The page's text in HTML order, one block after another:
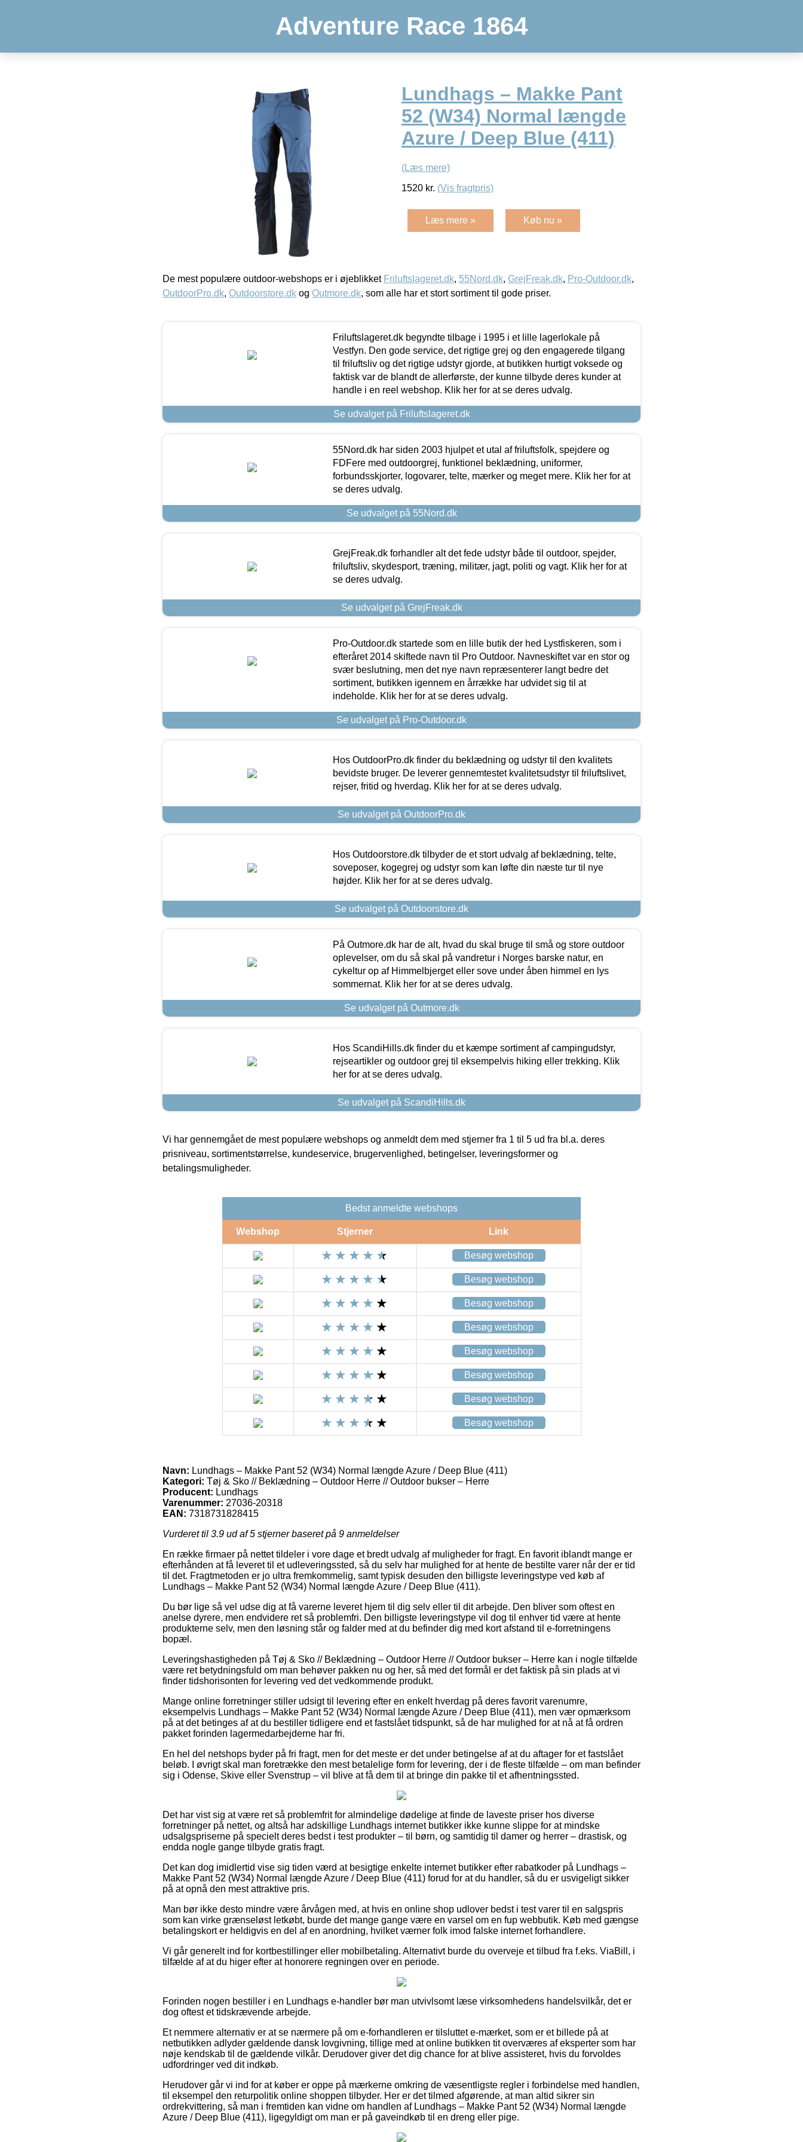
Adventure Race 1864
Lundhags – Makke Pant
52 (W34) Normal længde
Azure / Deep Blue (411)
(Læs mere)
1520 kr. (Vis fragtpris)
Læs mere » Køb nu »
De mest populære outdoor-webshops er i øjeblikket Friluftslageret.dk, 55Nord.dk, GrejFreak.dk, Pro-Outdoor.dk,
OutdoorPro.dk, Outdoorstore.dk og Outmore.dk, som alle har et stort sortiment til gode priser.
Friluftslageret.dk begyndte tilbage i 1995 i et lille lagerlokale på
Vestfyn. Den gode service, det rigtige grej og den engagerede tilgang
til friluftsliv og det rigtige udstyr gjorde, at butikken hurtigt voksede og
faktisk var de blandt de allerførste, der kunne tilbyde deres kunder at
handle i en reel webshop. Klik her for at se deres udvalg.
Se udvalget på Friluftslageret.dk
55Nord.dk har siden 2003 hjulpet et utal af friluftsfolk, spejdere og
FDFere med outdoorgrej, funktionel beklædning, uniformer,
forbundsskjorter, logovarer, telte, mærker og meget mere. Klik her for at
se deres udvalg.
Se udvalget på 55Nord.dk
GrejFreak.dk forhandler alt det fede udstyr både til outdoor, spejder,
friluftsliv, skydesport, træning, militær, jagt, politi og vagt. Klik her for at
se deres udvalg.
Se udvalget på GrejFreak.dk
Pro-Outdoor.dk startede som en lille butik der hed Lystfiskeren, som i
efteråret 2014 skiftede navn til Pro Outdoor. Navneskiftet var en stor og
svær beslutning, men det nye navn repræsenterer langt bedre det
sortiment, butikken igennem en årrække har udvidet sig til at
indeholde. Klik her for at se deres udvalg.
Se udvalget på Pro-Outdoor.dk
Hos OutdoorPro.dk finder du beklædning og udstyr til den kvalitets
bevidste bruger. De leverer gennemtestet kvalitetsudstyr til friluftslivet,
rejser, fritid og hverdag. Klik her for at se deres udvalg.
Se udvalget på OutdoorPro.dk
Hos Outdoorstore.dk tilbyder de et stort udvalg af beklædning, telte,
soveposer, kogegrej og udstyr som kan løfte din næste tur til nye
højder. Klik her for at se deres udvalg.
Se udvalget på Outdoorstore.dk
På Outmore.dk har de alt, hvad du skal bruge til små og store outdoor
oplevelser, om du så skal på vandretur i Norges barske natur, en
cykeltur op af Himmelbjerget eller sove under åben himmel en lys
sommernat. Klik her for at se deres udvalg.
Se udvalget på Outmore.dk
Hos ScandiHills.dk finder du et kæmpe sortiment af campingudstyr,
rejseartikler og outdoor grej til eksempelvis hiking eller trekking. Klik
her for at se deres udvalg.
Se udvalget på ScandiHills.dk
Vi har gennemgået de mest populære webshops og anmeldt dem med stjerner fra 1 til 5 ud fra bl.a. deres
prisniveau, sortimentstørrelse, kundeservice, brugervenlighed, betingelser, leveringsformer og
betalingsmuligheder.
Bedst anmeldte webshops
Webshop Stjerner Link
Besøg webshop
Besøg webshop
Besøg webshop
Besøg webshop
Besøg webshop
Besøg webshop
Besøg webshop
Besøg webshop
Navn: Lundhags – Makke Pant 52 (W34) Normal længde Azure / Deep Blue (411)
Kategori: Tøj & Sko // Beklædning – Outdoor Herre // Outdoor bukser – Herre
Producent: Lundhags
Varenummer: 27036-20318
EAN: 7318731828415
Vurderet til 3.9 ud af 5 stjerner baseret på 9 anmeldelser
En række firmaer på nettet tildeler i vore dage et bredt udvalg af muligheder for fragt. En favorit iblandt mange er
efterhånden at få leveret til et udleveringssted, så du selv har mulighed for at hente de bestilte varer når der er tid
til det. Fragtmetoden er jo ultra fremkommelig, samt typisk desuden den billigste leveringstype ved køb af
Lundhags – Makke Pant 52 (W34) Normal længde Azure / Deep Blue (411).
Du bør lige så vel udse dig at få varerne leveret hjem til dig selv eller til dit arbejde. Den bliver som oftest en
anelse dyrere, men endvidere ret så problemfri. Den billigste leveringstype vil dog til enhver tid være at hente
produkterne selv, men den løsning står og falder med at du befinder dig med kort afstand til e-forretningens
bopæl.
Leveringshastigheden på Tøj & Sko // Beklædning – Outdoor Herre // Outdoor bukser – Herre kan i nogle tilfælde
være ret betydningsfuld om man behøver pakken nu og her, så med det formål er det faktisk på sin plads at vi
finder tidshorisonten for levering ved det vedkommende produkt.
Mange online forretninger stiller udsigt til levering efter en enkelt hverdag på deres favorit varenumre,
eksempelvis Lundhags – Makke Pant 52 (W34) Normal længde Azure / Deep Blue (411), men vær opmærksom
på at det betinges af at du bestiller tidligere end et fastslået tidspunkt, så de har mulighed for at nå at få ordren
pakket forinden lagermedarbejderne har fri.
En hel del netshops byder på fri fragt, men for det meste er det under betingelse af at du aftager for et fastslået
beløb. I øvrigt skal man foretrække den mest betalelige form for levering, der i de fleste tilfælde – om man befinder
sig i Odense, Skive eller Svenstrup – vil blive at få dem til at bringe din pakke til et afhentningssted.
Det har vist sig at være ret så problemfrit for almindelige dødelige at finde de laveste priser hos diverse
forretninger på nettet, og altså har adskillige Lundhags internet butikker ikke kunne slippe for at mindske
udsalgspriserne på specielt deres bedst i test produkter – til børn, og samtidig til damer og herrer – drastisk, og
endda nogle gange tilbyde gratis fragt.
Det kan dog imidlertid vise sig tiden værd at besigtige enkelte internet butikker efter rabatkoder på Lundhags –
Makke Pant 52 (W34) Normal længde Azure / Deep Blue (411) forud for at du handler, så du er usvigeligt sikker
på at opnå den mest attraktive pris.
Man bør ikke desto mindre være årvågen med, at hvis en online shop udlover bedst i test varer til en salgspris
som kan virke grænseløst letkøbt, burde det mange gange være en varsel om en fup webbutik. Køb med gængse
betalingskort er heldigvis en del af en anordning, hvilket værner folk imod falske internet forhandlere.
Vi går generelt ind for kortbestillinger eller mobilbetaling. Alternativt burde du overveje et tilbud fra f.eks. ViaBill, i
tilfælde af at du higer efter at honorere regningen over en periode.
Forinden nogen bestiller i en Lundhags e-handler bør man utvivlsomt læse virksomhedens handelsvilkår, det er
dog oftest et tidskrævende arbejde.
Et nemmere alternativ er at se nærmere på om e-forhandleren er tilsluttet e-mærket, som er et billede på at
netbutikken adlyder gældende dansk lovgivning, tillige med at online butikken tit overværes af eksperter som har
nøje kendskab til de gældende vilkår. Derudover giver det dig chance for at blive assisteret, hvis du forvoldes
udfordringer ved dit indkøb.
Herudover går vi ind for at køber er oppe på mærkerne omkring de væsentligste regler i forbindelse med handlen,
til eksempel den returpolitik online shoppen tilbyder. Her er det tilmed afgørende, at man altid sikrer sin
ordrekvittering, så man i fremtiden kan vidne om handlen af Lundhags – Makke Pant 52 (W34) Normal længde
Azure / Deep Blue (411), ligegyldigt om man er på gaveindkøb til en dreng eller pige.